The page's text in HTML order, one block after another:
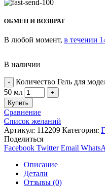
ОБМЕН И ВОЗВРАТ
В любой момент, в течении
В наличии
Количество Гель для
50 мл
Купить
Сравнение
Список желаний
Артикул: 112209 Категория:
Поделиться
Facebook Twitter Email
Описание
Детали
Отзывы (0)